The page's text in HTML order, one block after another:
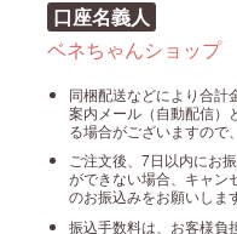
口座名義人
ベネちゃんショップ
同梱配送などにより合計
案内メール（自動配信）
る場合がございますので
ご注文後、7日以内にお
ができない場合、キャン
のお振込みをお願いします
振込手数料は、お客様負